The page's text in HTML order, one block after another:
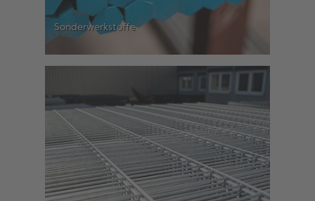
Sonderwerkstoffe